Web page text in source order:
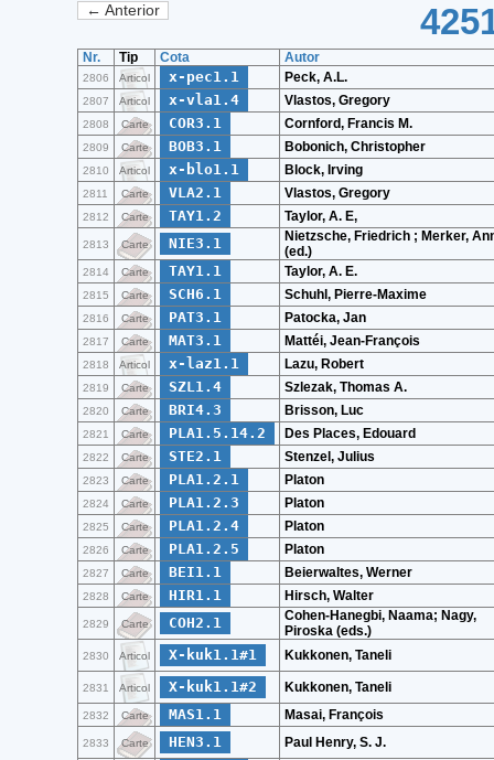
← Anterior
Nr. Tip Cota Autor
2806 Articol x-pec1.1 Peck, A.L.
2807 Articol x-vla1.4 Vlastos, Gregory
2808 Carte COR3.1 Cornford, Francis M.
2809 Carte BOB3.1 Bobonich, Christopher
2810 Articol x-blo1.1 Block, Irving
2811 Carte VLA2.1 Vlastos, Gregory
2812 Carte TAY1.2 Taylor, A. E,
2813 Carte NIE3.1
Nietzsche, Friedrich ; Merker,
(ed.)
2814 Carte TAY1.1 Taylor, A. E.
2815 Carte SCH6.1 Schuhl, Pierre-Maxime
2816 Carte PAT3.1 Patocka, Jan
2817 Carte MAT3.1 Mattéi, Jean-François
2818 Articol x-laz1.1 Lazu, Robert
2819 Carte SZL1.4 Szlezak, Thomas A.
2820 Carte BRI4.3 Brisson, Luc
2821 Carte PLA1.5.14.2 Des Places, Edouard
2822 Carte STE2.1 Stenzel, Julius
2823 Carte PLA1.2.1 Platon
2824 Carte PLA1.2.3 Platon
2825 Carte PLA1.2.4 Platon
2826 Carte PLA1.2.5 Platon
2827 Carte BEI1.1 Beierwaltes, Werner
2828 Carte HIR1.1 Hirsch, Walter
2829 Carte COH2.1
Cohen-Hanegbi, Naama; Nagy,
Piroska (eds.)
2830 Articol X-kuk1.1#1 Kukkonen, Taneli
2831 Articol X-kuk1.1#2 Kukkonen, Taneli
2832 Carte MAS1.1 Masai, François
2833 Carte HEN3.1 Paul Henry, S. J.